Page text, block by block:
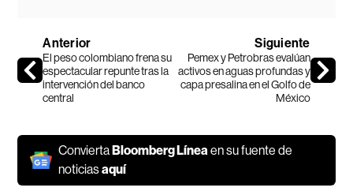
Anterior
El peso colombiano frena su
espectacular repunte tras la
intervención del banco
central
Siguiente
Pemex y Petrobras evalúan
activos en aguas profundas y
capa presalina en el Golfo de
México
ConviertaBloomberg Líneaen su fuente de
noticiasaquí